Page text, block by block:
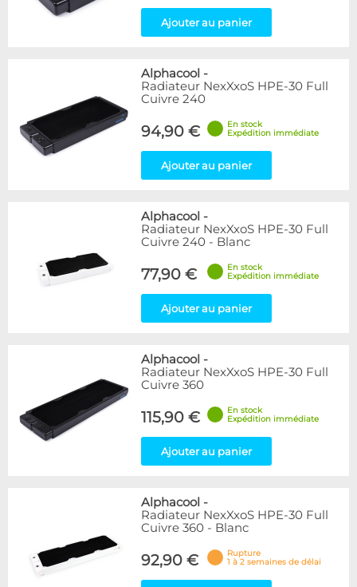
Ajouter au panier
Alphacool -
Radiateur NexXxoS HPE-30 Full
Cuivre 240
94,90 €
En stock
Expédition immédiate
Ajouter au panier
Alphacool -
Radiateur NexXxoS HPE-30 Full
Cuivre 240 - Blanc
77,90 €
En stock
Expédition immédiate
Ajouter au panier
Alphacool -
Radiateur NexXxoS HPE-30 Full
Cuivre 360
115,90 €
En stock
Expédition immédiate
Ajouter au panier
Alphacool -
Radiateur NexXxoS HPE-30 Full
Cuivre 360 - Blanc
92,90 €
Rupture
1 à 2 semaines de délai